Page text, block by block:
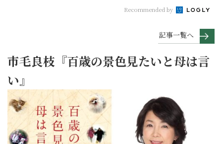
Recommended by
記事一覧へ
市毛良枝『百歳の景色見たいと母は言
い』